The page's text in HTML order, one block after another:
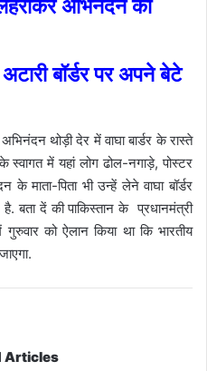
अभिनंदन का
बॉर्डर पर अपने बेटे
थोड़ी देर में वाघा बार्डर के रास्ते
में यहां लोग ढोल-नगाड़े, पोस्टर
पिता भी उन्हें लेने वाघा बॉर्डर
बता दें की पाकिस्तान के प्रधानमंत्री
को ऐलान किया था कि भारतीय
Articles